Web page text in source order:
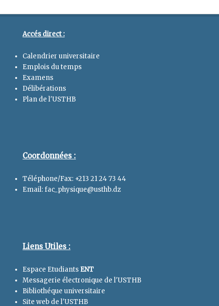
Accés direct :
Calendrier universitaire
Emplois du temps
Examens
Délibérations
Plan de l'USTHB
Coordonnées :
Téléphone/Fax: +213 21 24 73 44
Email: fac_physique@usthb.dz
Liens Utiles :
Espace Etudiants ENT
Messagerie électronique de l'USTHB
Bibliothéque universitaire
Site web de l'USTHB